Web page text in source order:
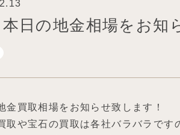
日の地金相場をお知
金買取相場をお知らせ致します！
取や宝石の買取は各社バラバラです